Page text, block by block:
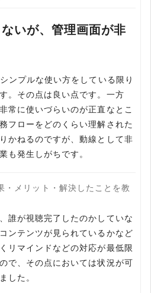
いが、管理画面が非
ンプルな使い方をしている限り
。その点は良い点です。一方
常に使いづらいのが正直なとこ
フローをどのくらい理解された
かねるのですが、動線として非
も発生しがちです。
・メリット・解決したことを教
誰が視聴完了したのかしていな
ンテンツが見られているかなど
リマインドなどの対応が最低限
で、その点においては状況が可
した。